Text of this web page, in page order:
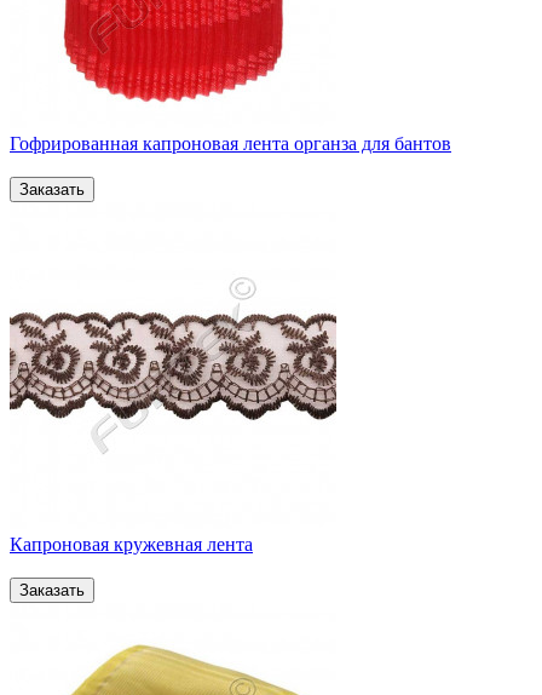
Гофрированная капроновая лента органза для бантов
Капроновая кружевная лента